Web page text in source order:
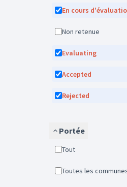
En cours
Non retenue
Evaluating
Accepted
Rejected
Portée
Tout
Toutes les